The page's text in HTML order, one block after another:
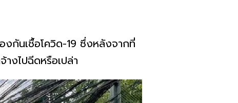
งกันเชื้อโควิด-19 ซึ่งหลังจากที่
งไปฉีดหรือเปล่า